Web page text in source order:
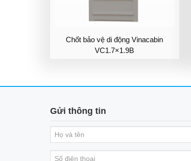
Chốt bảo vệ di động Vinacabin
VC1.7×1.9B
Gửi thông tin